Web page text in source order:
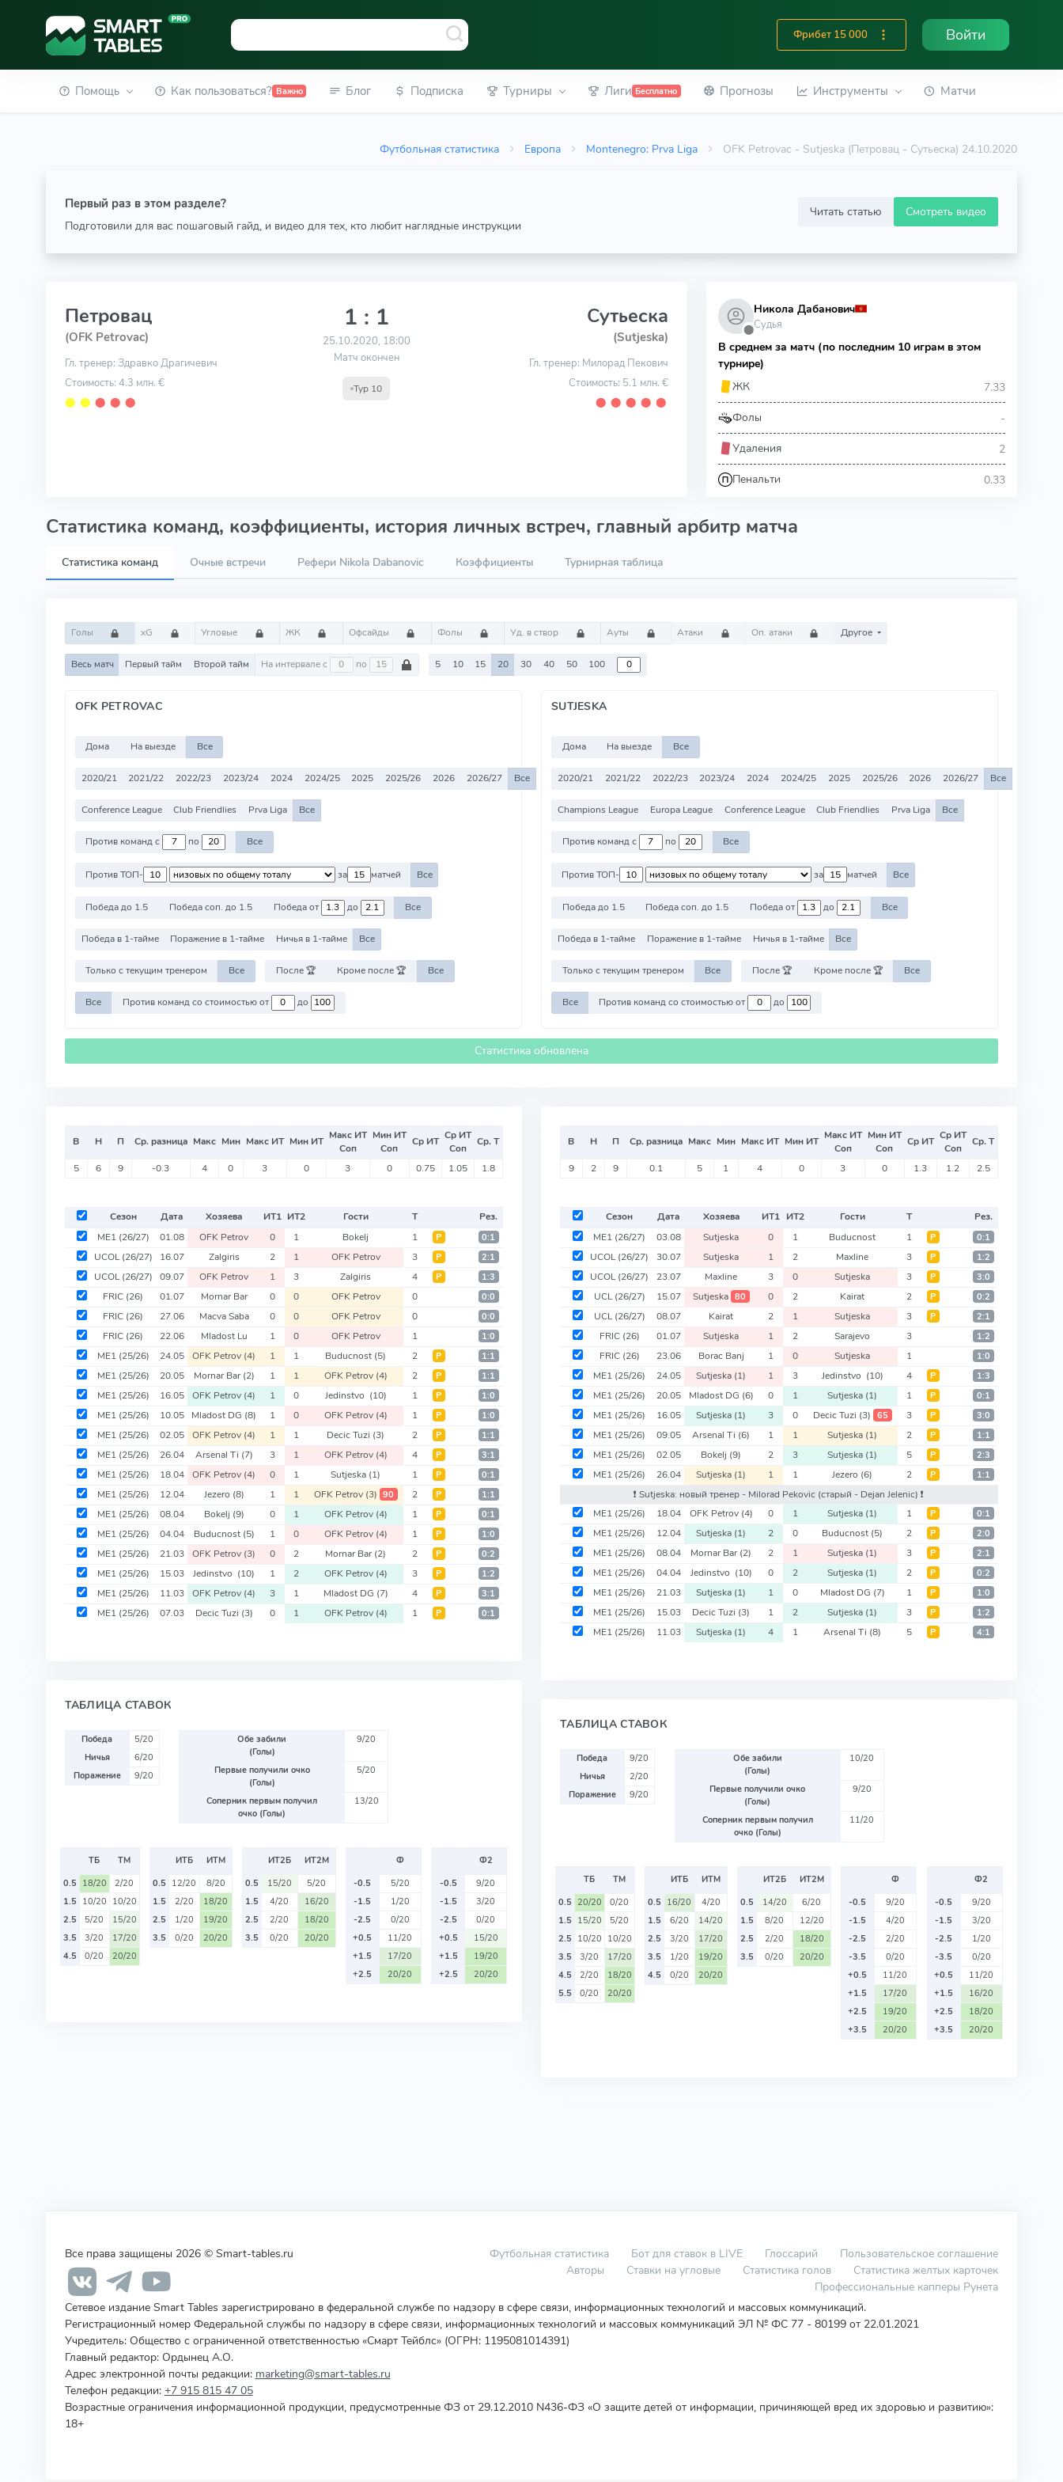
Фрибет 15 000 Войти
Помощь Как пользоваться? Важно Блог Подписка Турниры Лиги Бесплатно Прогнозы Инструменты Матчи
Футбольная статистика Европа Montenegro: Prva Liga OFK Petrovac - Sutjeska (Петровац - Сутьеска) 24.10.2020
Первый раз в этом разделе?
Подготовили для вас пошаговый гайд, и видео для тех, кто любит наглядные инструкции
Читать статью Смотреть видео
Петровац
(OFK Petrovac)
Гл. тренер: Здравко Драгичевич
Стоимость: 4.3 млн. €
⬤ ⬤ ⬤ ⬤ ⬤
1 : 1
25.10.2020, 18:00
Матч окончен
Тур 10
Сутьеска
(Sutjeska)
Гл. тренер: Милорад Пекович
Стоимость: 5.1 млн. €
⬤ ⬤ ⬤ ⬤ ⬤
⬤
Никола Дабанович
Судья
В среднем за матч (по последним 10 играм в этом
турнире)
ЖК
7.33
Фолы -
Удаления 2
Пенальти 0.33
Статистика команд, коэффициенты, история личных встреч, главный арбитр матча
Статистика команд Очные встречи Рефери Nikola Dabanovic Коэффициенты Турнирная таблица
Голы xG Угловые ЖК Офсайды Фолы Уд. в створ Ауты Атаки Оп. атаки Другое
Весь матч Первый тайм Второй тайм На интервале с по 5 10 15 20 30 40 50 100
OFK PETROVAC
Дома На выезде Все
2020/21 2021/22 2022/23 2023/24 2024 2024/25 2025 2025/26 2026 2026/27 Все
Conference League Club Friendlies Prva Liga Все
Против команд с по Все
Против ТОП- за матчей Все
Победа до 1.5 Победа соп. до 1.5 Победа от до Все
Победа в 1-тайме Поражение в 1-тайме Ничья в 1-тайме Все
Только с текущим тренером Все После 🏆 Кроме после 🏆 Все
Все Против команд со стоимостью от до
SUTJESKA
Дома На выезде Все
2020/21 2021/22 2022/23 2023/24 2024 2024/25 2025 2025/26 2026 2026/27 Все
Champions League Europa League Conference League Club Friendlies Prva Liga Все
Против команд с по Все
Против ТОП- за матчей Все
Победа до 1.5 Победа соп. до 1.5 Победа от до Все
Победа в 1-тайме Поражение в 1-тайме Ничья в 1-тайме Все
Только с текущим тренером Все После 🏆 Кроме после 🏆 Все
Все Против команд со стоимостью от до
Статистика обновлена
В Н П Ср. разница Макс Мин Макс ИТ Мин ИТ Макс ИТ
Соп
Мин ИТ
Соп
Ср ИТ Ср ИТ
Соп
Ср. Т
5 6 9 -0.3 4 0 3 0 3 0 0.75 1.05 1.8
Сезон Дата Хозяева ИТ1 ИТ2 Гости Т
Рез.
ME1 (26/27) 01.08 OFK Petrov 0 1 Bokelj 1 Р 0:1
UCOL(26/27) 16.07 Zalgiris 2 1 OFK Petrov 3 Р 2:1
UCOL(26/27) 09.07 OFK Petrov 1 3 Zalgiris 4 Р 1:3
FRIC (26) 01.07 Mornar Bar 0 0 OFK Petrov 0 0:0
FRIC (26) 27.06 Macva Saba 0 0 OFK Petrov 0 0:0
FRIC (26) 22.06 Mladost Lu 1 0 OFK Petrov 1 1:0
ME1 (25/26) 24.05 OFK Petrov (4) 1 1 Buducnost (5) 2 Р 1:1
ME1 (25/26) 20.05 Mornar Bar(2) 1 1 OFK Petrov (4) 2 Р 1:1
ME1 (25/26) 16.05 OFK Petrov (4) 1 0 Jedinstvo (10) 1 Р 1:0
ME1 (25/26) 10.05 Mladost DG (8) 1 0 OFK Petrov (4) 1 Р 1:0
ME1 (25/26) 02.05 OFK Petrov (4) 1 1 Decic Tuzi (3) 2 Р 1:1
ME1 (25/26) 26.04 Arsenal Ti (7) 3 1 OFK Petrov (4) 4 Р 3:1
ME1 (25/26) 18.04 OFK Petrov (4) 0 1 Sutjeska (1) 1 Р 0:1
ME1 (25/26) 12.04 Jezero (8) 1 1 OFK Petrov (3) 90 2 Р 1:1
ME1 (25/26) 08.04 Bokelj (9) 0 1 OFK Petrov (4) 1 Р 0:1
ME1 (25/26) 04.04 Buducnost (5) 1 0 OFK Petrov (4) 1 Р 1:0
ME1 (25/26) 21.03 OFK Petrov (3) 0 2 Mornar Bar(2) 2 Р 0:2
ME1 (25/26) 15.03 Jedinstvo (10) 1 2 OFK Petrov (4) 3 Р 1:2
ME1 (25/26) 11.03 OFK Petrov (4) 3 1 Mladost DG (7) 4 Р 3:1
ME1 (25/26) 07.03 Decic Tuzi (3) 0 1 OFK Petrov (4) 1 Р 0:1
ТАБЛИЦА СТАВОК
Победа
5/20
Ничья
6/20
Поражение
9/20
Обе забили
(Голы)
9/20
Первые получили очко
(Голы)
5/20
Соперник первым получил
очко (Голы)
13/20
ТБ
ТМ
0.5 18/20
2/20
1.5 10/20 10/20
2.5
5/20
15/20
3.5
3/20
17/20
4.5
0/20 20/20
ИТБ
ИТМ
0.5 12/20
8/20
1.5
2/20
18/20
2.5
1/20
19/20
3.5
0/20 20/20
ИТ2Б
ИТ2М
0.5
15/20
5/20
1.5
4/20
16/20
2.5
2/20
18/20
3.5
0/20 20/20
Ф
-0.5
5/20
-1.5
1/20
-2.5
0/20
+0.5
11/20
+1.5
17/20
+2.5
20/20
Ф2
-0.5
9/20
-1.5
3/20
-2.5
0/20
+0.5
15/20
+1.5
19/20
+2.5
20/20
В Н П Ср. разница Макс Мин Макс ИТ Мин ИТ Макс ИТ
Соп
Мин ИТ
Соп
Ср ИТ Ср ИТ
Соп
Ср. Т
9 2 9 0.1 5 1 4 0 3 0 1.3 1.2 2.5
Сезон Дата Хозяева ИТ1 ИТ2 Гости Т
Рез.
ME1 (26/27) 03.08 Sutjeska 0 1 Buducnost 1 Р 0:1
UCOL(26/27) 30.07 Sutjeska 1 2 Maxline 3 Р 1:2
UCOL(26/27) 23.07 Maxline 3 0 Sutjeska 3 Р 3:0
UCL(26/27) 15.07 Sutjeska 80 0 2 Kairat 2 Р 0:2
UCL(26/27) 08.07 Kairat 2 1 Sutjeska 3 Р 2:1
FRIC (26) 01.07 Sutjeska 1 2 Sarajevo 3 1:2
FRIC (26) 23.06 Borac Banj 1 0 Sutjeska 1 1:0
ME1 (25/26) 24.05 Sutjeska (1) 1 3 Jedinstvo (10) 4 Р 1:3
ME1 (25/26) 20.05 Mladost DG (6) 0 1 Sutjeska (1) 1 Р 0:1
ME1 (25/26) 16.05 Sutjeska (1) 3 0 Decic Tuzi (3) 65 3 Р 3:0
ME1 (25/26) 09.05 Arsenal Ti (6) 1 1 Sutjeska (1) 2 Р 1:1
ME1 (25/26) 02.05 Bokelj (9) 2 3 Sutjeska (1) 5 Р 2:3
ME1 (25/26) 26.04 Sutjeska (1) 1 1 Jezero (6) 2 Р 1:1
❗️ Sutjeska: новый тренер - Milorad Pekovic (старый - Dejan Jelenic) ❗️
ME1 (25/26) 18.04 OFK Petrov (4) 0 1 Sutjeska (1) 1 Р 0:1
ME1 (25/26) 12.04 Sutjeska (1) 2 0 Buducnost (5) 2 Р 2:0
ME1 (25/26) 08.04 Mornar Bar(2) 2 1 Sutjeska (1) 3 Р 2:1
ME1 (25/26) 04.04 Jedinstvo (10) 0 2 Sutjeska (1) 2 Р 0:2
ME1 (25/26) 21.03 Sutjeska (1) 1 0 Mladost DG (7) 1 Р 1:0
ME1 (25/26) 15.03 Decic Tuzi (3) 1 2 Sutjeska (1) 3 Р 1:2
ME1 (25/26) 11.03 Sutjeska (1) 4 1 Arsenal Ti (8) 5 Р 4:1
ТАБЛИЦА СТАВОК
Победа
9/20
Ничья
2/20
Поражение
9/20
Обе забили
(Голы)
10/20
Первые получили очко
(Голы)
9/20
Соперник первым получил
очко (Голы)
11/20
ТБ
ТМ
0.5 20/20
0/20
1.5 15/20
5/20
2.5 10/20 10/20
3.5
3/20
17/20
4.5
2/20
18/20
5.5
0/20 20/20
ИТБ
ИТМ
0.5 16/20
4/20
1.5
6/20
14/20
2.5
3/20
17/20
3.5
1/20
19/20
4.5
0/20 20/20
ИТ2Б
ИТ2М
0.5
14/20
6/20
1.5
8/20
12/20
2.5
2/20
18/20
3.5
0/20 20/20
Ф
-0.5
9/20
-1.5
4/20
-2.5
2/20
-3.5
0/20
+0.5
11/20
+1.5
17/20
+2.5
19/20
+3.5
20/20
Ф2
-0.5
9/20
-1.5
3/20
-2.5
1/20
-3.5
0/20
+0.5
11/20
+1.5
16/20
+2.5
18/20
+3.5
20/20
Все права защищены 2026 © Smart-tables.ru Футбольная статистика Бот для ставок в LIVE Глоссарий
Пользовательское соглашение
Авторы
Ставки на угловые Статистика голов
Статистика желтых карточек
Профессиональные капперы Рунета
Сетевое издание Smart Tables зарегистрировано в федеральной службе по надзору в сфере связи, информационных технологий и массовых коммуникаций.
Регистрационный номер Федеральной службы по надзору в сфере связи, информационных технологий и массовых коммуникаций ЭЛ № ФС 77 - 80199 от 22.01.2021
Учредитель: Общество с ограниченной ответственностью «Смарт Тейблс» (ОГРН: 1195081014391)
Главный редактор: Ордынец А.О.
Адрес электронной почты редакции: marketing@smart-tables.ru
Телефон редакции: +7 915 815 47 05
Возрастные ограничения информационной продукции, предусмотренные ФЗ от 29.12.2010 N436-ФЗ «О защите детей от информации, причиняющей вред их здоровью и развитию»:
18+